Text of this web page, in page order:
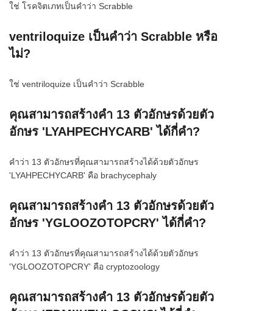
ใช่ โรคจิตเภทเป็นคำว่า Scrabble
ventriloquize เป็นคำว่า Scrabble หรือ
ไม่?
ใช่ ventriloquize เป็นคำว่า Scrabble
คุณสามารถสร้างคำ 13 ตัวอักษรด้วยตัว
อักษร 'LYAHPECHYCARB' ได้กี่คำ?
คำว่า 13 ตัวอักษรที่คุณสามารถสร้างได้ด้วยตัวอักษร
'LYAHPECHYCARB' คือ brachycephaly
คุณสามารถสร้างคำ 13 ตัวอักษรด้วยตัว
อักษร 'YGLOOZOTOPCRY' ได้กี่คำ?
คำว่า 13 ตัวอักษรที่คุณสามารถสร้างได้ด้วยตัวอักษร
'YGLOOZOTOPCRY' คือ cryptozoology
คุณสามารถสร้างคำ 13 ตัวอักษรด้วยตัว